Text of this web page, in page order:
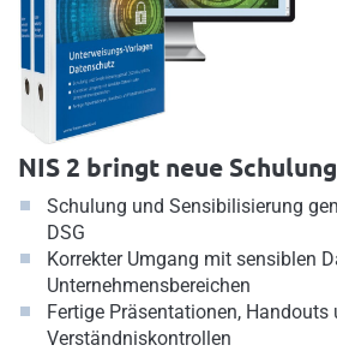
NIS 2 bringt neue
Schulung und Sensibilisierung
DSG
Korrekter Umgang mit sensiblen
Unternehmensbereichen
Fertige Präsentationen, Handouts
Verständniskontrollen